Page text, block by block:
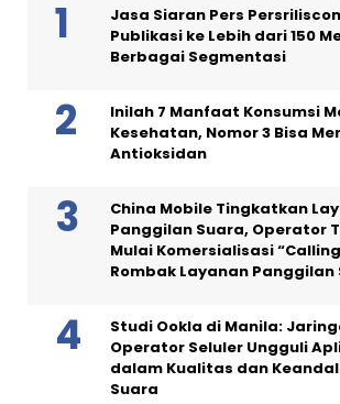
Jasa Siaran Pers
Publikasi ke Lebih dari 150
Berbagai Segmentasi
Inilah 7 Manfaat Konsumsi
Kesehatan, Nomor 3 Bisa
Antioksidan
China Mobile Tingkatkan
Panggilan Suara, Operator
Mulai Komersialisasi “Calling
Rombak Layanan Panggilan
Studi Ookla di Manila:
Operator Seluler Ungguli
dalam Kualitas dan
Suara